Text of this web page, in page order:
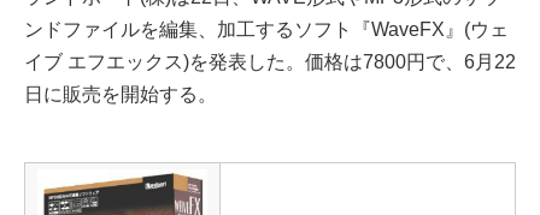
ンドファイルを編集、加工するソフト『WaveFX』(ウェ
イブ エフエックス)を発表した。価格は7800円で、6月22
日に販売を開始する。